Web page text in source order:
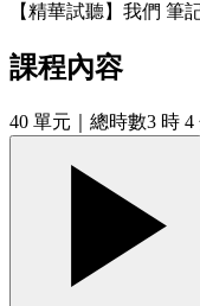
【精華試聽】我們 筆
課程內容
40 單元 ｜總時數3 時